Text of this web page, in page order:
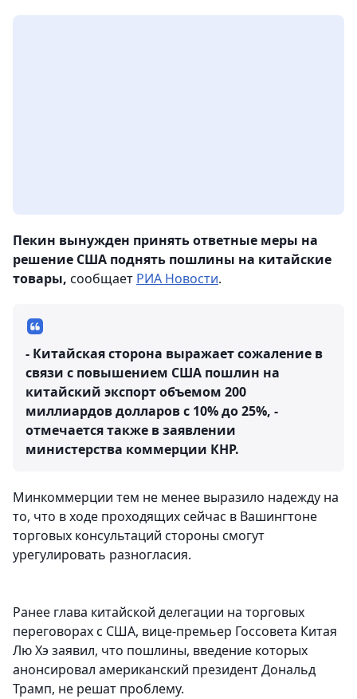
Пекин вынужден принять ответные меры на
решение США поднять пошлины на китайские
товары, сообщает РИА Новости.
- Китайская сторона выражает сожаление в
связи с повышением США пошлин на
китайский экспорт объемом 200
миллиардов долларов с 10% до 25%, -
отмечается также в заявлении
министерства коммерции КНР.
Минкоммерции тем не менее выразило надежду на
то, что в ходе проходящих сейчас в Вашингтоне
торговых консультаций стороны смогут
урегулировать разногласия.
Ранее глава китайской делегации на торговых
переговорах с США, вице-премьер Госсовета Китая
Лю Хэ заявил, что пошлины, введение которых
анонсировал американский президент Дональд
Трамп, не решат проблему.